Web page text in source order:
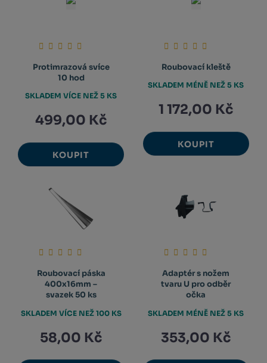
Protimrazová svíce
10 hod
499,00 Kč
KOUPIT
SKLADEM VÍCE NEŽ 5 KS
Roubovací kleště
1 172,00 Kč
KOUPIT
SKLADEM MÉNĚ NEŽ 5 KS
Roubovací páska
400x16mm –
svazek 50 ks
58,00 Kč
SKLADEM VÍCE NEŽ 100 KS
Adaptér s nožem
tvaru U pro odběr
očka
353,00 Kč
SKLADEM MÉNĚ NEŽ 5 KS